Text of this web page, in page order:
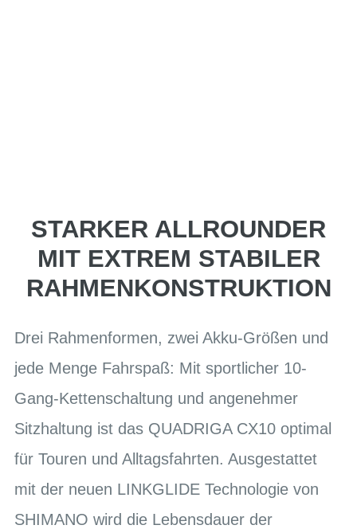
STARKER ALLROUNDER
MIT EXTREM STABILER
RAHMENKONSTRUKTION
Drei Rahmenformen, zwei Akku-Größen und
jede Menge Fahrspaß: Mit sportlicher 10-
Gang-Kettenschaltung und angenehmer
Sitzhaltung ist das QUADRIGA CX10 optimal
für Touren und Alltagsfahrten. Ausgestattet
mit der neuen LINKGLIDE Technologie von
SHIMANO wird die Lebensdauer der